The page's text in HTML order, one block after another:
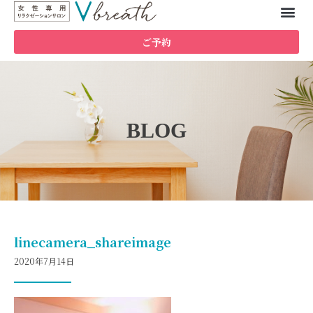
ご予約
BLOG
linecamera_shareimage
2020年7月14日